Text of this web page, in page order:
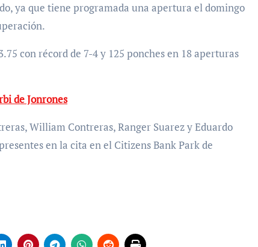
ya que tiene programada una apertura el domingo
de Jonrones
William Contreras, Ranger Suarez y Eduardo
en la cita en el Citizens Bank Park de